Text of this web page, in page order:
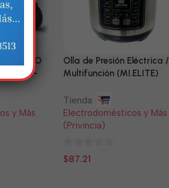
y Más
Olla de Presión Eléctrica /
Multifunción (MI.ELITE)
Tienda:
Electrodomésticos y Más
(Privincia)
0
$87.21